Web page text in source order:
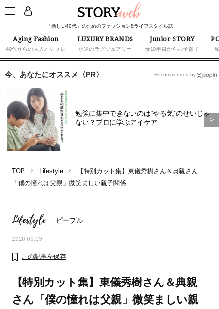
「新しい40代」のためのファッション&ライフスタイル誌
Aging Fashion
40代からの大人オシャレ
LUXURY BRANDS
永遠のラグジュアリー
Junior STORY
母10年目からの子育て
今、あなたにオススメ〈PR〉
勉強に集中できないのは“やる気”のせいじゃ
ない？プロに学ぶアイケア
Recommended by
TOP Lifestyle
【特別カット集】東儀秀樹さん＆典親さん
「僕の憧れは父親」微笑ましい親子関係
Lifestyle ピープル
2026.06.19
この記事を保存
【特別カット集】東儀秀樹さん＆典親
さん「僕の憧れは父親」微笑ましい親